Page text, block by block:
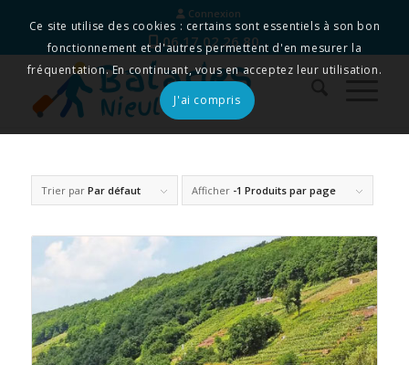
Connexion
06 17 02 26 80
Trier par Par défaut Afficher -1 Produits par page
Ce site utilise des cookies : certains sont essentiels à son bon
fonctionnement et d'autres permettent d'en mesurer la
fréquentation. En continuant, vous en acceptez leur utilisation.
J'ai compris